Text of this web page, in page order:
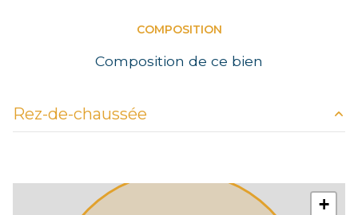
COMPOSITION
Composition de ce bien
Rez-de-chaussée
WC
m²
+